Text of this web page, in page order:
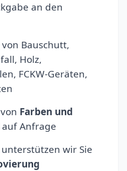
an den
von Bauschutt,
Holz,
FCKW-Geräten,
Farben und
auf Anfrage
wir Sie